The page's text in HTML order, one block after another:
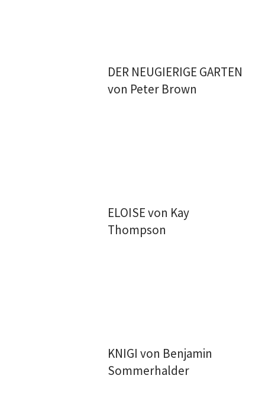
DER NEUGIERIGE GARTEN
von Peter Brown
ELOISE von Kay
Thompson
KNIGI von Benjamin
Sommerhalder